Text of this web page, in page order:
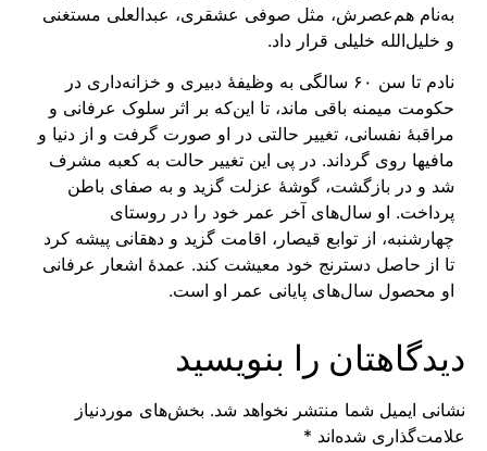
به‌نام هم‌عصرش، مثل صوفی عشقری، عبدالعلی مستغنی
و خلیل‌الله خلیلی قرار داد.
نادم تا سن ۶۰ سالگی به وظیفهٔ دبیری و خزانه‌داری در
حکومت میمنه باقی ماند، تا این‌که بر اثر سلوک عرفانی و
مراقبهٔ نفسانی، تغییر حالتی در او صورت گرفت و از دنیا و
مافیها روی گرداند. در پی این تغییر حالت به کعبه مشرف
شد و در بازگشت، گوشهٔ عزلت گزید و به صفای باطن
پرداخت. او سال‌های آخر عمر خود را در روستای
چهارشنبه، از توابع قیصار، اقامت گزید و دهقانی پیشه کرد
تا از حاصل دسترنج خود معیشت کند. عمدهٔ اشعار عرفانی
او محصول سال‌های پایانی عمر او است.
دیدگاهتان را بنویسید
نشانی ایمیل شما منتشر نخواهد شد. بخش‌های موردنیاز
علامت‌گذاری شده‌اند *